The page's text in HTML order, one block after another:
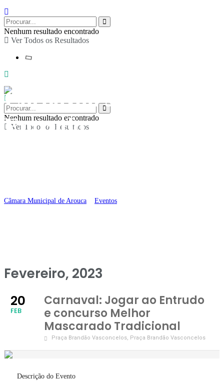
Nenhum resultado encontrado
Ver Todos os Resultados
Nenhum resultado encontrado
Ver Todos os Resultados
Carnaval: Jogar ao
Entrudo e concurso
Câmara Municipal de Arouca Eventos
Fevereiro, 2023
20
FEB
Carnaval: Jogar ao Entrudo
e concurso Melhor
Mascarado Tradicional
Praça Brandão Vasconcelos, Praça Brandão Vasconcelos
Descrição do Evento